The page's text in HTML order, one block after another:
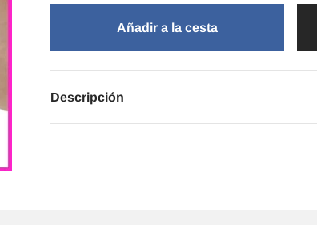
Añadir a la cesta
Descripción